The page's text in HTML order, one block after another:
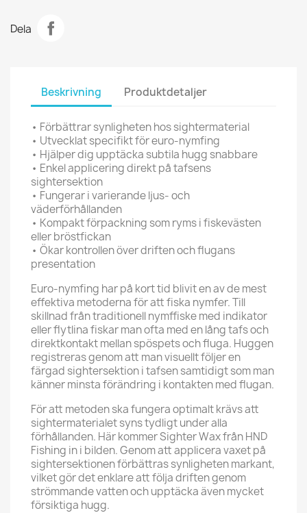
Dela
Beskrivning Produktdetaljer
• Förbättrar synligheten hos sightermaterial
• Utvecklat specifikt för euro-nymfing
• Hjälper dig upptäcka subtila hugg snabbare
• Enkel applicering direkt på tafsens
sightersektion
• Fungerar i varierande ljus- och
väderförhållanden
• Kompakt förpackning som ryms i fiskevästen
eller bröstfickan
• Ökar kontrollen över driften och flugans
presentation
Euro-nymfing har på kort tid blivit en av de mest
effektiva metoderna för att fiska nymfer. Till
skillnad från traditionell nymffiske med indikator
eller flytlina fiskar man ofta med en lång tafs och
direktkontakt mellan spöspets och fluga. Huggen
registreras genom att man visuellt följer en
färgad sightersektion i tafsen samtidigt som man
känner minsta förändring i kontakten med flugan.
För att metoden ska fungera optimalt krävs att
sightermaterialet syns tydligt under alla
förhållanden. Här kommer Sighter Wax från HND
Fishing in i bilden. Genom att applicera vaxet på
sightersektionen förbättras synligheten markant,
vilket gör det enklare att följa driften genom
strömmande vatten och upptäcka även mycket
försiktiga hugg.